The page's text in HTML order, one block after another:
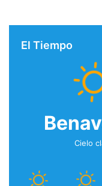
El Tiempo
Cielo